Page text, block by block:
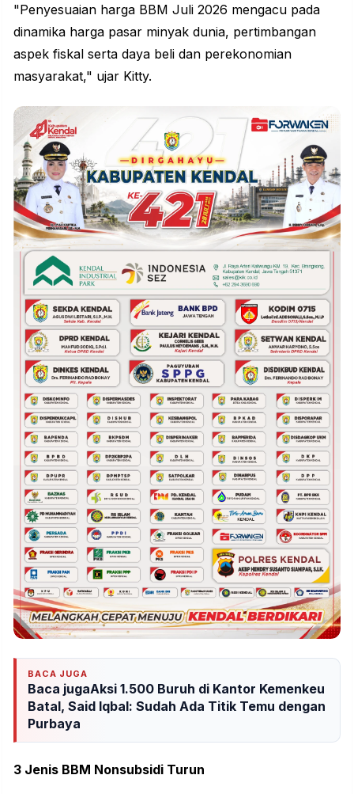
"Penyesuaian harga BBM Juli 2026 mengacu pada
dinamika harga pasar minyak dunia, pertimbangan
aspek fiskal serta daya beli dan perekonomian
masyarakat," ujar Kitty.
BACA JUGA
Baca jugaAksi 1.500 Buruh di Kantor Kemenkeu
Batal, Said Iqbal: Sudah Ada Titik Temu dengan
Purbaya
3 Jenis BBM Nonsubsidi Turun